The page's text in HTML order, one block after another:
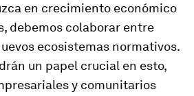
en crecimiento económico
debemos colaborar entre
ecosistemas normativos.
un papel crucial en esto,
y comunitarios